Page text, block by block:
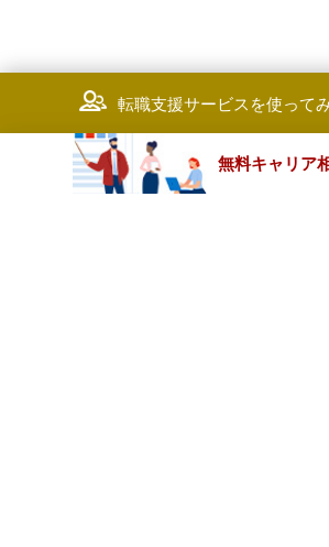
転職支援サービスを使って
無料キャリア